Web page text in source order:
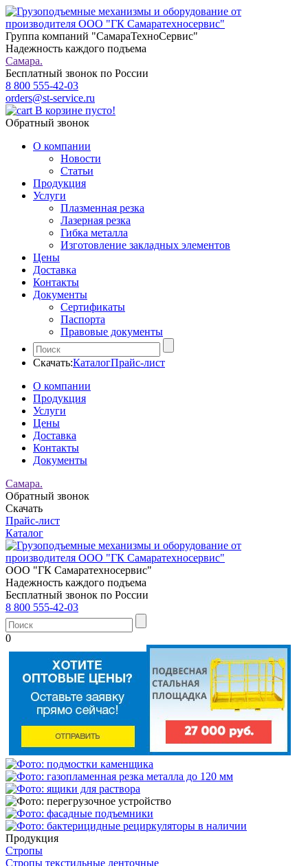
Группа компаний "СамараТехноСервис"
Надежность каждого подъема
Самара.
Бесплатный звонок по России
8 800 555-42-03
orders@st-service.ru
В корзине пусто!
Обратный звонок
О компании
Новости
Статьи
Продукция
Услуги
Плазменная резка
Лазерная резка
Гибка металла
Изготовление закладных элементов
Цены
Доставка
Контакты
Документы
Сертификаты
Паспорта
Правовые документы
Скачать:КаталогПрайс-лист
О компании
Продукция
Услуги
Цены
Доставка
Контакты
Документы
Самара.
Обратный звонок
Скачать
Прайс-лист
Каталог
ООО "ГК Самаратехносервис"
Надежность каждого подъема
Бесплатный звонок по России
8 800 555-42-03
0
Продукция
Стропы
Стропы текстильные ленточные